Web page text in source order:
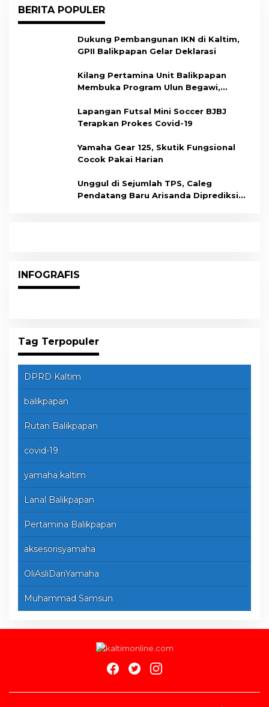
BERITA POPULER
Dukung Pembangunan IKN di Kaltim,
GPII Balikpapan Gelar Deklarasi
Kilang Pertamina Unit Balikpapan
Membuka Program Ulun Begawi,
Lapangan Futsal Mini Soccer BJBJ
Terapkan Prokes Covid-19
Yamaha Gear 125, Skutik Fungsional
Cocok Pakai Harian
Unggul di Sejumlah TPS, Caleg
Pendatang Baru Arisanda Diprediksi
INFOGRAFIS
Tag Terpopuler
DPRD Kaltim
balikpapan
Rutan Balikpapan
covid-19
yamaha kaltim
Lanal Balikpapan
Pertamina Balikpapan
aksesorisyamaha
OliAsliDariYamaha
Muhammad Samsun